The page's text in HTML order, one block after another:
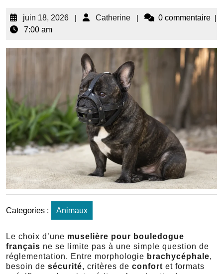
juin 18, 2026 | Catherine | 0 commentaire |
7:00 am
Categories : Animaux
Le choix d’une muselière pour bouledogue
français ne se limite pas à une simple question de
réglementation. Entre morphologie brachycéphale,
besoin de sécurité, critères de confort et formats